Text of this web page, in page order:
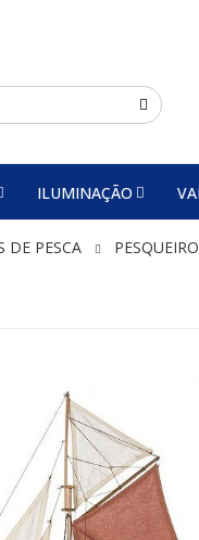
ILUMINAÇÃO
DE PESCA